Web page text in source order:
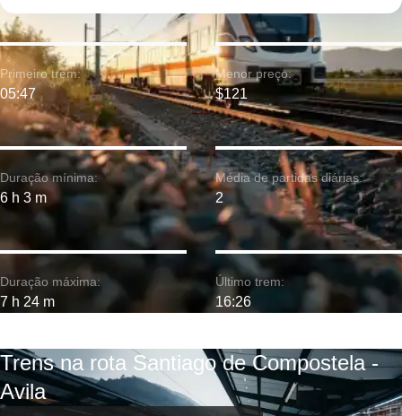
Duração mínima:
6 h 3 m
Primeiro trem:
05:47
Duração máxima:
7 h 24 m
Menor preço:
$121
Média de partidas diárias:
2
Último trem:
16:26
Trens na rota Santiago de Compostela -
Avila